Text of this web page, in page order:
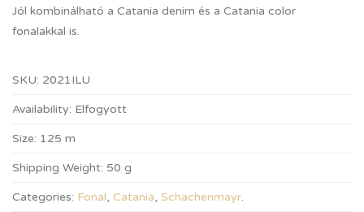
Jól kombinálható a Catania denim és a Catania color
fonalakkal is.
SKU: 2021ILU
Availability: Elfogyott
Size: 125 m
Shipping Weight: 50 g
Categories: Fonal, Catania, Schachenmayr.